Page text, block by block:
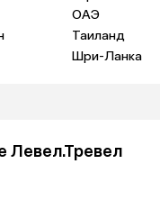
ОАЭ
Таиланд
Шри-Ланка
Левел.Тревел